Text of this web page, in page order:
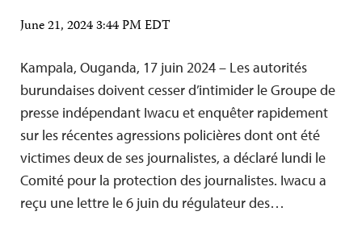
June 21, 2024 3:44 PM EDT
Kampala, Ouganda, 17 juin 2024 – Les autorités
burundaises doivent cesser d’intimider le Groupe de
presse indépendant Iwacu et enquêter rapidement
sur les récentes agressions policières dont ont été
victimes deux de ses journalistes, a déclaré lundi le
Comité pour la protection des journalistes. Iwacu a
reçu une lettre le 6 juin du régulateur des…